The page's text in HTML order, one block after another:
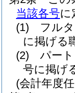
当該各号に
(1)
フル
に掲げる
(2)
パー
号に掲げ
(会計年度